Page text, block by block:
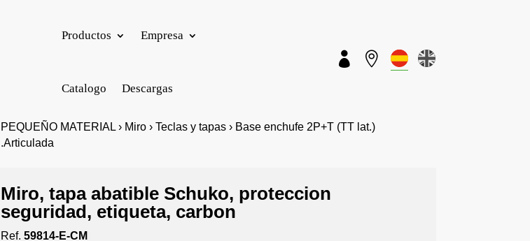
Productos Empresa
Catalogo Descargas
 
PEQUEÑO MATERIAL › Miro › Teclas y tapas › Base enchufe 2P+T (TT lat.)
.Articulada
Miro, tapa abatible Schuko, proteccion
seguridad, etiqueta, carbon
Ref.59814-E-CM